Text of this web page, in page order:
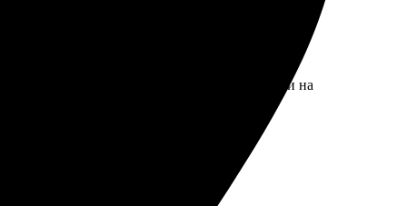
материалов. Менеджеры оперативно отвечали на
впечатления, всем рекомендую!